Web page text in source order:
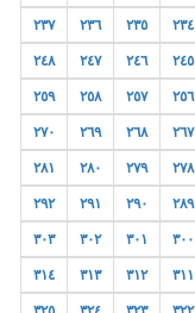
٢٣٤ ٢٣٥ ٢٣٦ ٢٣٧
٢٤٥ ٢٤٦ ٢٤٧ ٢٤٨
٢٥٦ ٢٥٧ ٢٥٨ ٢٥٩
٢٦٧ ٢٦٨ ٢٦٩ ٢٧٠
٢٧٨ ٢٧٩ ٢٨٠ ٢٨١
٢٨٩ ٢٩٠ ٢٩١ ٢٩٢
٣٠٠ ٣٠١ ٣٠٢ ٣٠٣
٣١١ ٣١٢ ٣١٣ ٣١٤